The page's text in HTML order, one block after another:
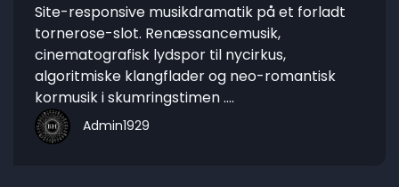
Site-responsive musikdramatik på et forladt
tornerose-slot. Renæssancemusik,
cinematografisk lydspor til nycirkus,
algoritmiske klangflader og neo-romantisk
kormusik i skumringstimen ....
Admin1929